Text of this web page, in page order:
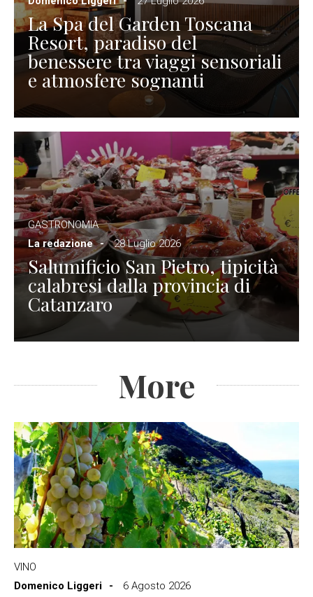
La Spa del Garden Toscana
Resort, paradiso del
benessere tra viaggi sensoriali
e atmosfere sognanti
GASTRONOMIA
La redazione
28 Luglio 2026
Salumificio San Pietro, tipicità
calabresi dalla provincia di
Catanzaro
More
VINO
Domenico Liggeri
6 Agosto 2026